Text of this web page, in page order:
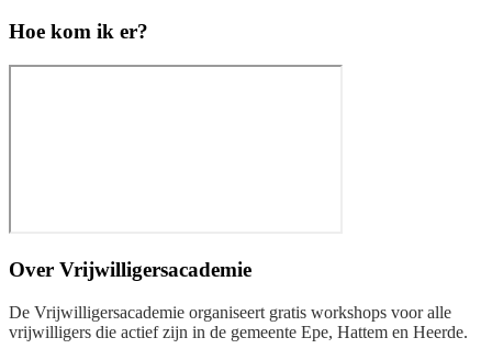
Hoe kom ik er?
Over Vrijwilligersacademie
De Vrijwilligersacademie organiseert gratis workshops voor alle
vrijwilligers die actief zijn in de gemeente Epe, Hattem en Heerde.